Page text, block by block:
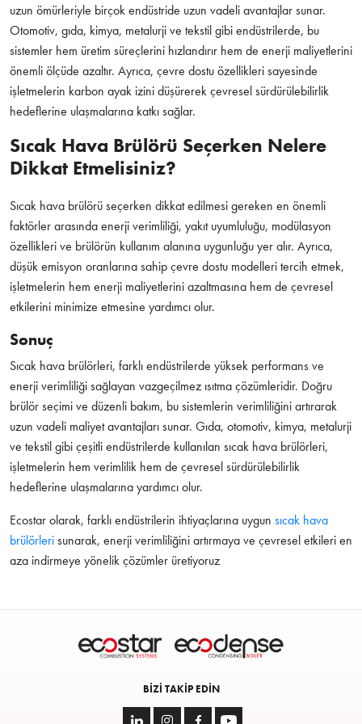
uzun ömürleriyle birçok endüstride uzun vadeli avantajlar sunar.
Otomotiv, gıda, kimya, metalurji ve tekstil gibi endüstrilerde, bu
sistemler hem üretim süreçlerini hızlandırır hem de enerji maliyetlerini
önemli ölçüde azaltır. Ayrıca, çevre dostu özellikleri sayesinde
işletmelerin karbon ayak izini düşürerek çevresel sürdürülebilirlik
hedeflerine ulaşmalarına katkı sağlar.
Sıcak Hava Brülörü Seçerken Nelere
Dikkat Etmelisiniz?
Sıcak hava brülörü seçerken dikkat edilmesi gereken en önemli
faktörler arasında enerji verimliliği, yakıt uyumluluğu, modülasyon
özellikleri ve brülörün kullanım alanına uygunluğu yer alır. Ayrıca,
düşük emisyon oranlarına sahip çevre dostu modelleri tercih etmek,
işletmelerin hem enerji maliyetlerini azaltmasına hem de çevresel
etkilerini minimize etmesine yardımcı olur.
Sonuç
Sıcak hava brülörleri, farklı endüstrilerde yüksek performans ve
enerji verimliliği sağlayan vazgeçilmez ısıtma çözümleridir. Doğru
brülör seçimi ve düzenli bakım, bu sistemlerin verimliliğini artırarak
uzun vadeli maliyet avantajları sunar. Gıda, otomotiv, kimya, metalurji
ve tekstil gibi çeşitli endüstrilerde kullanılan sıcak hava brülörleri,
işletmelerin hem verimlilik hem de çevresel sürdürülebilirlik
hedeflerine ulaşmalarına yardımcı olur.
Ecostar olarak, farklı endüstrilerin ihtiyaçlarına uygun sıcak hava
brülörlerisunarak, enerji verimliliğini artırmaya ve çevresel etkileri en
aza indirmeye yönelik çözümler üretiyoruz
BIZI TAKIP EDIN